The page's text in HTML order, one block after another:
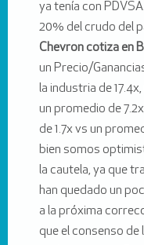
ya tenía con
20% del crudo del
Chevron cotiza en
un Precio/
la industria de
un promedio de
de 1.7x vs un
bien somos
la cautela, ya que
han quedado un
a la próxima
que el consenso de